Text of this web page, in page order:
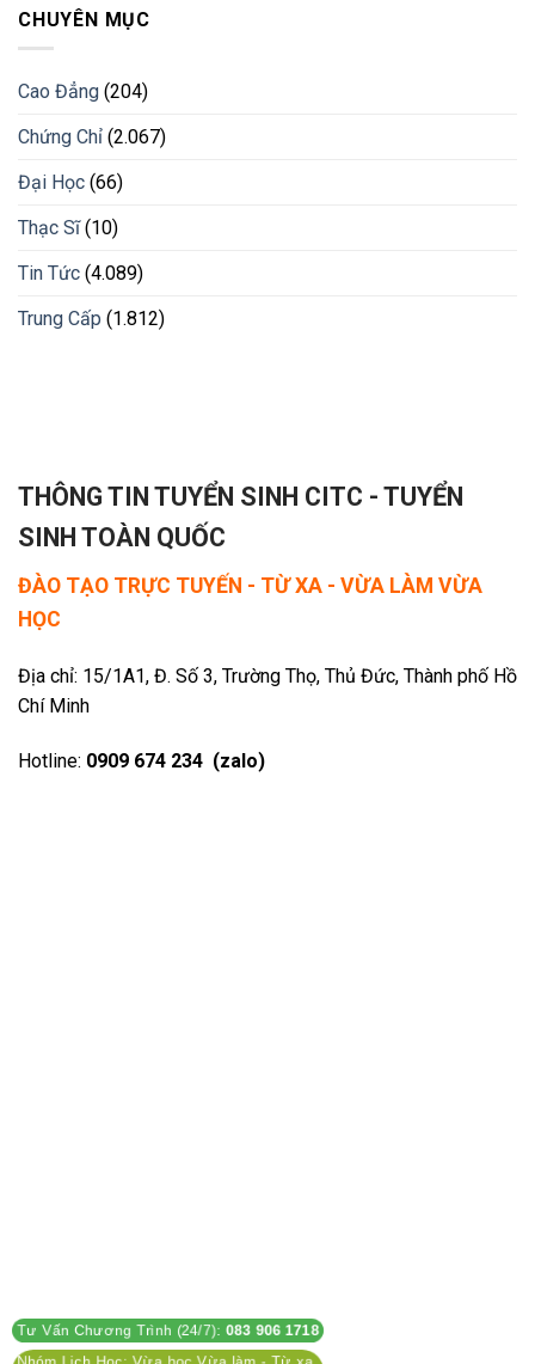
CHUYÊN MỤC
Cao Đẳng (204)
Chứng Chỉ (2.067)
Đại Học (66)
Thạc Sĩ(10)
Tin Tức (4.089)
Trung Cấp (1.812)
THÔNG TIN TUYỂN SINH CITC - TUYỂN
SINH TOÀN QUỐC
ĐÀO TẠO TRỰC TUYẾN - TỪ XA - VỪA LÀM VỪA
HỌC
Địa chỉ: 15/1A1, Đ. Số 3, Trường Thọ, Thủ Đức, Thành phố Hồ
Chí Minh
Hotline: 0909 674 234 (zalo)
Tư Vấn Chương Trình (24/7): 083 906 1718